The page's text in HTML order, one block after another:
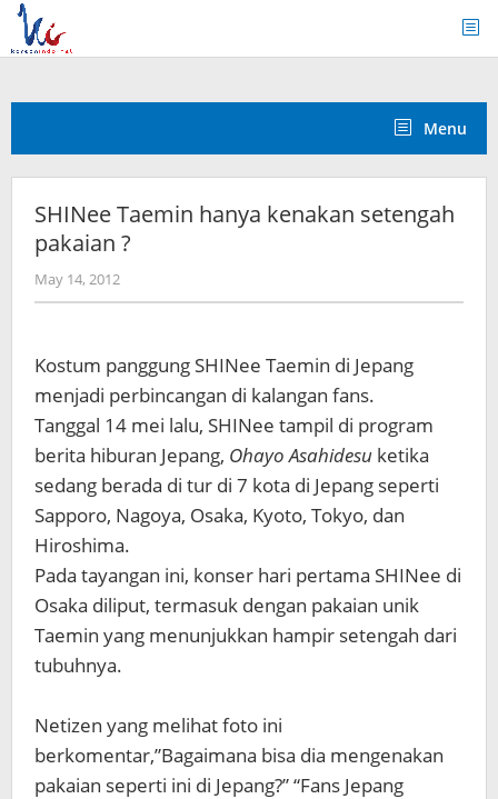
Skip
content
Menu
SHINee Taemin hanya kenakan setengah
pakaian ?
May 14, 2012by
Koreanindo
Kostum panggung SHINee Taemin di Jepang
menjadi perbincangan di kalangan fans.
Tanggal 14 mei lalu, SHINee tampil di program
berita hiburan Jepang, Ohayo Asahidesu ketika
sedang berada di tur di 7 kota di Jepang seperti
Sapporo, Nagoya, Osaka, Kyoto, Tokyo, dan
Hiroshima.
Pada tayangan ini, konser hari pertama SHINee di
Osaka diliput, termasuk dengan pakaian unik
Taemin yang menunjukkan hampir setengah dari
tubuhnya.
Netizen yang melihat foto ini
berkomentar,”Bagaimana bisa dia mengenakan
pakaian seperti ini di Jepang?” “Fans Jepang